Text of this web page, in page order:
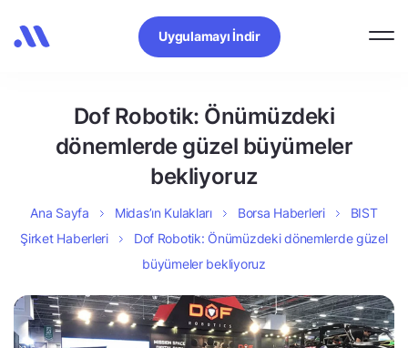
Uygulamayı İndir
Dof Robotik: Önümüzdeki
dönemlerde güzel büyümeler
bekliyoruz
Ana Sayfa Midas’ın Kulakları Borsa Haberleri
BIST
Şirket Haberleri
Dof Robotik: Önümüzdeki dönemlerde güzel
büyümeler bekliyoruz